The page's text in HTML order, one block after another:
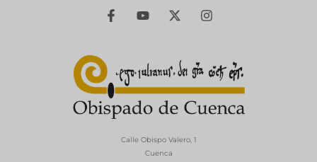
Calle Obispo Valero, 1
Cuenca